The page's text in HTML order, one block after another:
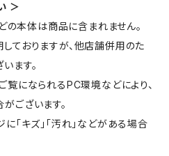
＞
本体は商品に含まれません。
ておりますが、他店舗併用のた
ます。
になられるPC環境などにより、
ございます。
「キズ」「汚れ」などがある場合